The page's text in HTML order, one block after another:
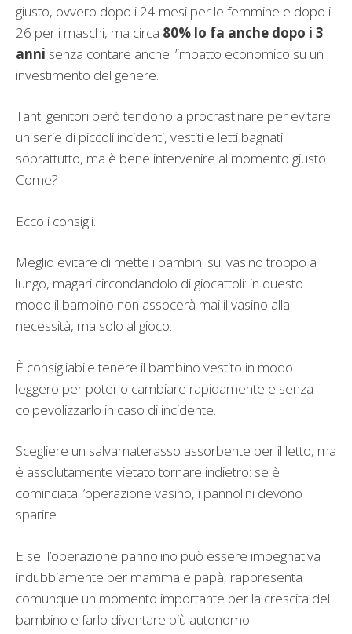
giusto, ovvero dopo i 24 mesi per le femmine e dopo i
26 per i maschi, ma circa 80% lo fa anche dopo i 3
anni senza contare anche l’impatto economico su un
investimento del genere.
Tanti genitori però tendono a procrastinare per evitare
un serie di piccoli incidenti, vestiti e letti bagnati
soprattutto, ma è bene intervenire al momento giusto.
Come?
Ecco i consigli.
Meglio evitare di mette i bambini sul vasino troppo a
lungo, magari circondandolo di giocattoli: in questo
modo il bambino non assocerà mai il vasino alla
necessità, ma solo al gioco.
È consigliabile tenere il bambino vestito in modo
leggero per poterlo cambiare rapidamente e senza
colpevolizzarlo in caso di incidente.
Scegliere un salvamaterasso assorbente per il letto, ma
è assolutamente vietato tornare indietro: se è
cominciata l’operazione vasino, i pannolini devono
sparire.
E se l’operazione pannolino può essere impegnativa
indubbiamente per mamma e papà, rappresenta
comunque un momento importante per la crescita del
bambino e farlo diventare più autonomo.